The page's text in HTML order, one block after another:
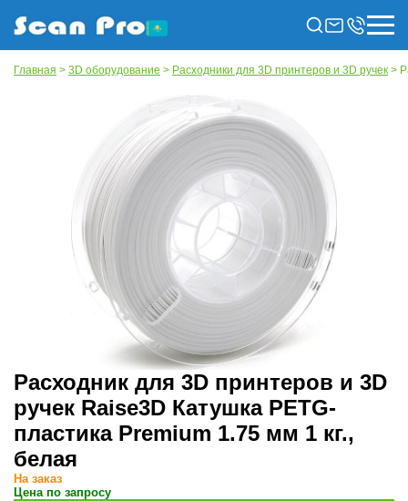
Главная > 3D оборудование > Расходники для 3D принтеров и 3D ручек >
Расходник для 3D принтеров и 3D
ручек Raise3D Катушка PETG-
пластика Premium 1.75 мм 1 кг.,
белая
На заказ
Цена по запросу